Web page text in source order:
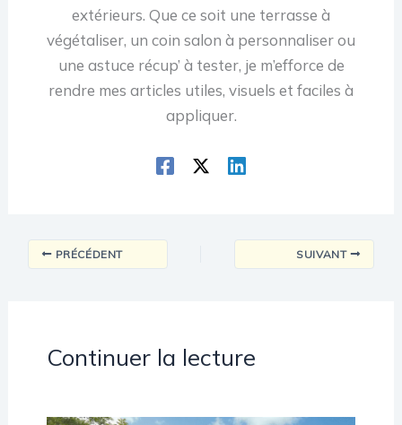
extérieurs. Que ce soit une terrasse à
végétaliser, un coin salon à personnaliser ou
une astuce récup’ à tester, je m’efforce de
rendre mes articles utiles, visuels et faciles à
appliquer.
PRÉCÉDENT SUIVANT
Continuer la lecture